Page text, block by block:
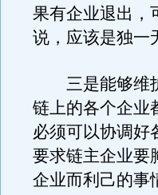
果有企业退出，
说，应该是独一
三是能够维护
链上的各个企业
必须可以协调好
要求链主企业要
企业而利己的事